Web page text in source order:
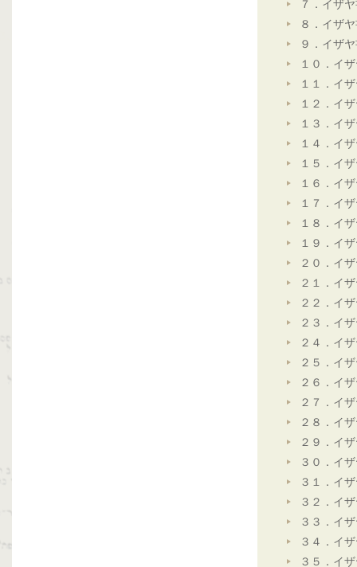
７．イザ
８．イザ
９．イザ
１０．イ
１１．イ
１２．イ
１３．イ
１４．イ
１５．イ
１６．イ
１７．イ
１８．イ
１９．イ
２０．イ
２１．イ
２２．イ
２３．イ
２４．イ
２５．イ
２６．イ
２７．イ
２８．イ
２９．イ
３０．イ
３１．イ
３２．イ
３３．イ
３４．イ
３５．イ